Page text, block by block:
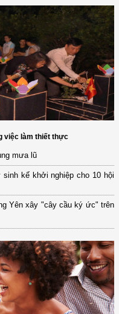
việc làm thiết thực
mưa lũ
kế khởi nghiệp cho 10 hội
Yên xây "cây cầu ký ức" trên